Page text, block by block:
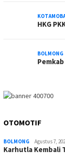
HKG
BOLMONG
OTOMOTIF
BOLMONG Agustus 7,
Karhutla Kembali